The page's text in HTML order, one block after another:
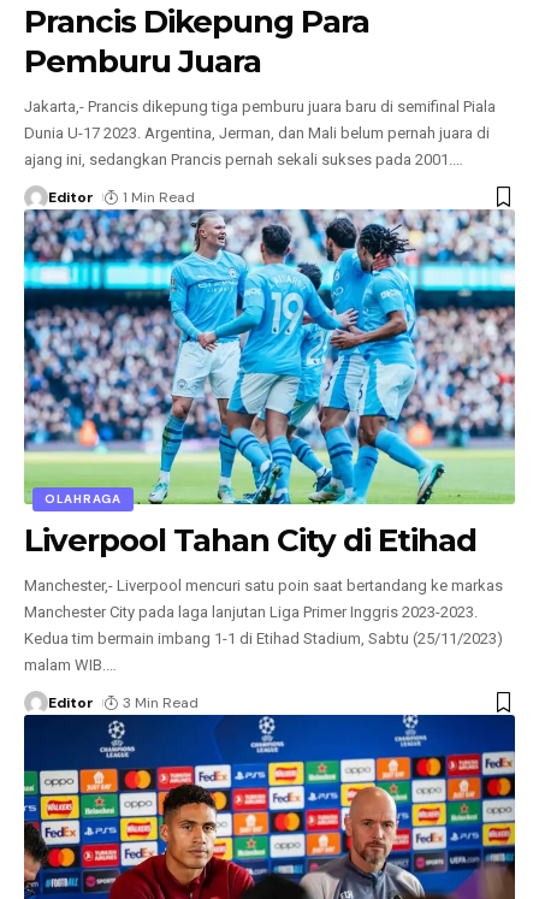
Prancis Dikepung Para
Pemburu Juara
Jakarta,- Prancis dikepung tiga pemburu juara baru di semifinal Piala
Dunia U-17 2023. Argentina, Jerman, dan Mali belum pernah juara di
ajang ini, sedangkan Prancis pernah sekali sukses pada 2001.
Editor 1 Min Read
OLAHRAGA
Liverpool Tahan City di Etihad
Manchester,- Liverpool mencuri satu poin saat bertandang ke markas
Manchester City pada laga lanjutan Liga Primer Inggris 2023-2023.
Kedua tim bermain imbang 1-1 di Etihad Stadium, Sabtu (25/11/2023)
malam WIB.
Editor 3 Min Read